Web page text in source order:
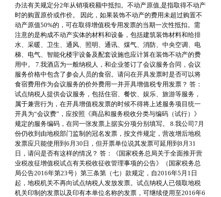
办法有关规定分2年从销项税额中抵扣。不动产原值,是指取得不动产
时的购置原价或作价。 因此，如果装饰不动产的费用未超过购置不
动产原值50%的，可在取得增值税专用发票的当期一次性抵扣。需
注意的是构成不动产实体的材料和设备，包括建筑装饰材料和给排
水、采暖、卫生、通风、照明、通讯、煤气、消防、中央空调、电
梯、电气、智能化楼宇设备及配套设施也应计算在装饰不动产的费
用中。 7.我酒店为一般纳税人，和企业签订了会议服务合同，会议
服务价格中包含了参会人员的食宿。请问在开具发票时是否可以将
食宿费用作为会议服务的价外费用一并开具增值税专用发票？ 答：
试点纳税人提供会议服务，包括住宿、餐饮、娱乐、旅游等服务，
属于兼营行为，在开具增值税发票的时候不得将上述服务项目统一
开具为“会议费”，应按照《商品和服务税收分类与编码（试行）》
规定的服务编码，在同一张发票上据实分项分别填写。 8.我公司7月
份仍收到由地税部门监制的冠名发票，按文件规定，营改增后地税
发票应只能使用到6月30日，但开票单位说其发票可延用到8月31
日，请问是否有这样的情况？ 答：《国家税务总局关于全面推开营
业税改征增值税试点有关税收征收管理事项的公告》（国家税务总
局公告2016年第23号）第三条第（七）款规定，自2016年5月1日
起，地税机关不再向试点纳税人发放发票。试点纳税人已领取地税
机关印制的发票以及印有本单位名称的发票，可继续使用至2016年6